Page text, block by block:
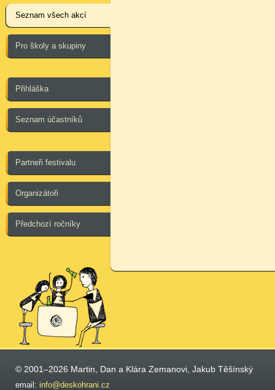
Seznam všech akcí
Pro školy a skupiny
Přihláška
Seznam účastníků
Partneři festivalu
Organizátoři
Předchozí ročníky
© 2001–2026 Martin, Dan a Klára Zemanovi, Jakub Těšínský
email: info@deskohrani.cz